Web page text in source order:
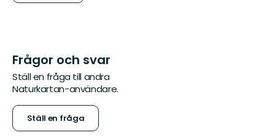
Frågor och svar
Ställ en fråga till andra
Naturkartan-användare.
Ställ en fråga